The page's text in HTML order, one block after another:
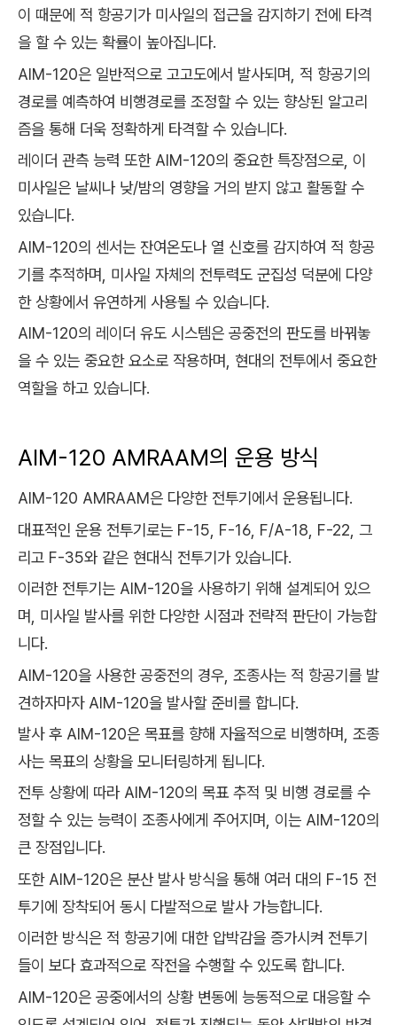
이 때문에 적 항공기가 미사일의 접근을 감지하기 전에 타격
을 할 수 있는 확률이 높아집니다.
AIM-120은 일반적으로 고고도에서 발사되며, 적 항공기의
경로를 예측하여 비행경로를 조정할 수 있는 향상된 알고리
즘을 통해 더욱 정확하게 타격할 수 있습니다.
레이더 관측 능력 또한 AIM-120의 중요한 특장점으로, 이
미사일은 날씨나 낮/밤의 영향을 거의 받지 않고 활동할 수
있습니다.
AIM-120의 센서는 잔여온도나 열 신호를 감지하여 적 항공
기를 추적하며, 미사일 자체의 전투력도 군집성 덕분에 다양
한 상황에서 유연하게 사용될 수 있습니다.
AIM-120의 레이더 유도 시스템은 공중전의 판도를 바꿔놓
을 수 있는 중요한 요소로 작용하며, 현대의 전투에서 중요한
역할을 하고 있습니다.
AIM-120 AMRAAM의 운용 방식
AIM-120 AMRAAM은 다양한 전투기에서 운용됩니다.
대표적인 운용 전투기로는 F-15, F-16, F/A-18, F-22, 그
리고 F-35와 같은 현대식 전투기가 있습니다.
이러한 전투기는 AIM-120을 사용하기 위해 설계되어 있으
며, 미사일 발사를 위한 다양한 시점과 전략적 판단이 가능합
니다.
AIM-120을 사용한 공중전의 경우, 조종사는 적 항공기를 발
견하자마자 AIM-120을 발사할 준비를 합니다.
발사 후 AIM-120은 목표를 향해 자율적으로 비행하며, 조종
사는 목표의 상황을 모니터링하게 됩니다.
전투 상황에 따라 AIM-120의 목표 추적 및 비행 경로를 수
정할 수 있는 능력이 조종사에게 주어지며, 이는 AIM-120의
큰 장점입니다.
또한 AIM-120은 분산 발사 방식을 통해 여러 대의 F-15 전
투기에 장착되어 동시 다발적으로 발사 가능합니다.
이러한 방식은 적 항공기에 대한 압박감을 증가시켜 전투기
들이 보다 효과적으로 작전을 수행할 수 있도록 합니다.
AIM-120은 공중에서의 상황 변동에 능동적으로 대응할 수